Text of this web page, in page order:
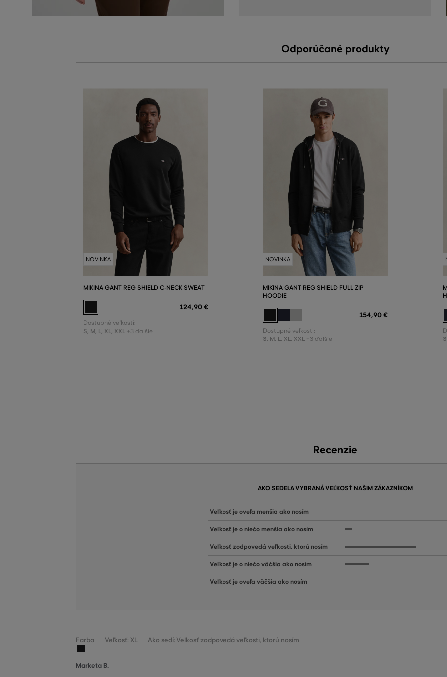
Odporúčané produkty
NOVINKA
MIKINA GANT REG SHIELD C-NECK SWEAT
124,90 €
Dostupné veľkosti:
S, M, L, XL, XXL +3 ďalšie
NOVINKA
MIKINA GANT REG SHIELD FULL ZIP
HOODIE
154,90 €
Dostupné veľkosti:
S, M, L, XL, XXL +3 ďalšie S
Recenzie
AKO SEDELA VYBRANÁ VEĽKOSŤ NAŠIM ZÁKAZNÍKOM
Veľkosť je oveľa menšia ako nosím
Veľkosť je o niečo menšia ako nosím
Veľkosť zodpovedá veľkosti, ktorú nosím
Veľkosť je o niečo väčšia ako nosím
Veľkosť je oveľa väčšia ako nosím
Farba Veľkosť: XL Ako sedí: Veľkosť zodpovedá veľkosti, ktorú nosím
Marketa B.